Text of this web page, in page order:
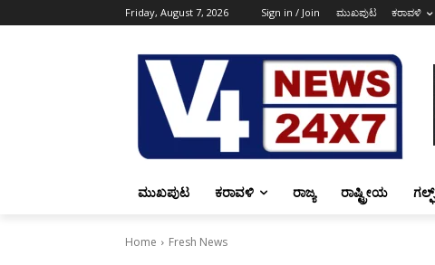
Friday, August 7, 2026 Sign in / Join ಮುಖಪುಟ ಕರಾವಳಿ
ಮುಖಪುಟ ಕರಾವಳಿ ರಾಜ್ಯ ರಾಷ್ಟ್ರೀಯ ಗಲ್ಫ್
Home Fresh News